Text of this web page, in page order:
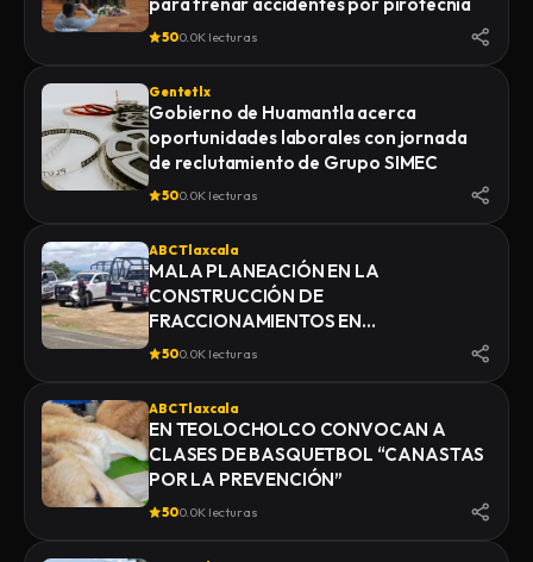
500.0K lecturas
Gentetlx
Gobierno de Huamantla acerca
oportunidades laborales con jornada
de reclutamiento de Grupo SIMEC
500.0K lecturas
ABC Tlaxcala
MALA PLANEACIÓN EN LA
CONSTRUCCIÓN DE
FRACCIONAMIENTOS EN
YAUHQUEMEHCAN GENERA QUE
500.0K lecturas
ABC Tlaxcala
EN TEOLOCHOLCO CONVOCAN A
CLASES DE BASQUETBOL “CANASTAS
POR LA PREVENCIÓN”
500.0K lecturas